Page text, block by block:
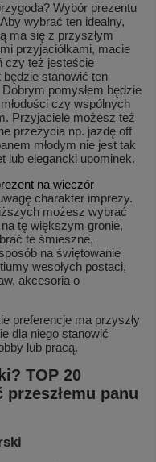
Wybór prezentu
wybrać ten idealny,
ma się z przyszłym
przyjaciółkami, macie
czy też jesteście
będzie stanowić ten
pomysłem będzie
czy wspólnych
Przyjaciele możesz też
przeżycia np. jazdę off
młodym nie jest tak
lub elegancki upominek.
na wieczór
charakter imprezy.
możesz wybrać
tę większym gronie,
te śmieszne,
na świętowanie
wesołych postaci,
akcesoria o
preferencje ma przyszły
dla niego stanowić
lub pracą.
TOP 20
panu